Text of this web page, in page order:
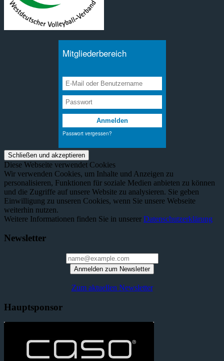
Diese Webseite verwendet Cookies
Wir verwenden Cookies, um Inhalte und Anzeigen zu
personalisieren, Funktionen für soziale Medien anbieten zu können
und die Zugriffe auf unsere Website zu analysieren. Sie geben
Einwilligung zu unseren Cookies, wenn Sie unsere Webseite
weiterhin nutzen.
Weitere Informationen finden Sie in unserer Datenschutzerklärung
Newsletter
Anmelden zum Newsletter
Zum aktuellen Newsletter
Hauptsponsor